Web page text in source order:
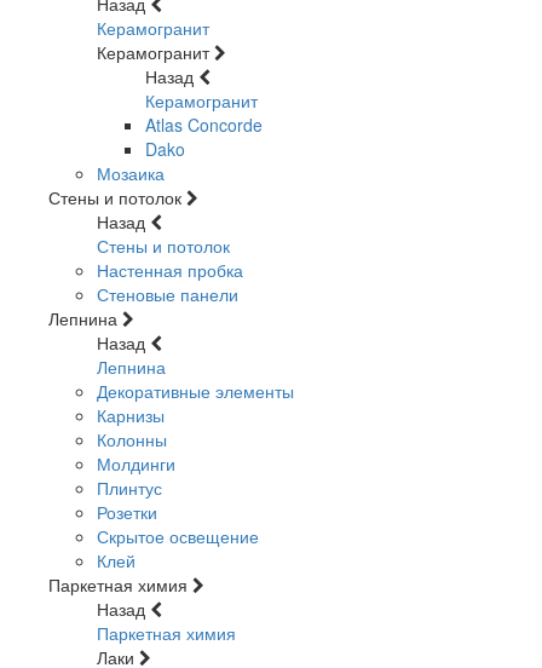
Керамогранит
Керамогранит
Назад
Керамогранит
Atlas Concorde
Dako
Мозаика
Стены и потолок
Назад
Стены и потолок
Настенная пробка
Стеновые панели
Лепнина
Назад
Лепнина
Декоративные элементы
Карнизы
Колонны
Молдинги
Плинтус
Розетки
Скрытое освещение
Клей
Паркетная химия
Назад
Паркетная химия
Лаки